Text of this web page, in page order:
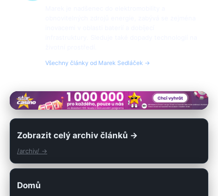
Všechny články od Marek Sedláček →
Zobrazit celý archiv článků →
/archiv/ →
Domů